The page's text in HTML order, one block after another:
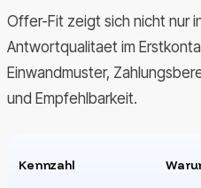
Offer-Fit zeigt sich nicht nur
Antwortqualitaet im
Einwandmuster,
und Empfehlbarkeit.
Kennzahl